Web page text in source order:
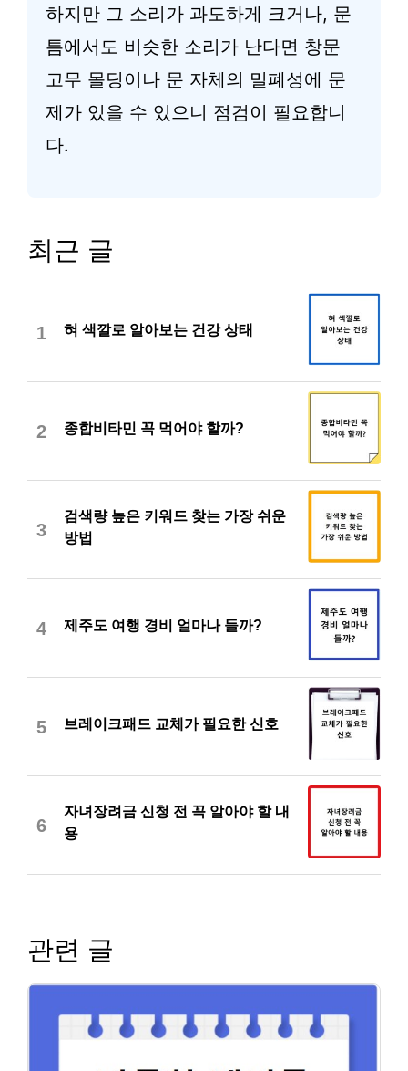
하지만 그 소리가 과도하게 크거나, 문
틈에서도 비슷한 소리가 난다면 창문
고무 몰딩이나 문 자체의 밀폐성에 문
제가 있을 수 있으니 점검이 필요합니
다.
최근 글
1 혀 색깔로 알아보는 건강 상태
2 종합비타민 꼭 먹어야 할까?
3
검색량 높은 키워드 찾는 가장 쉬운
방법
4 제주도 여행 경비 얼마나 들까?
5 브레이크패드 교체가 필요한 신호
6
자녀장려금 신청 전 꼭 알아야 할 내
용
관련 글